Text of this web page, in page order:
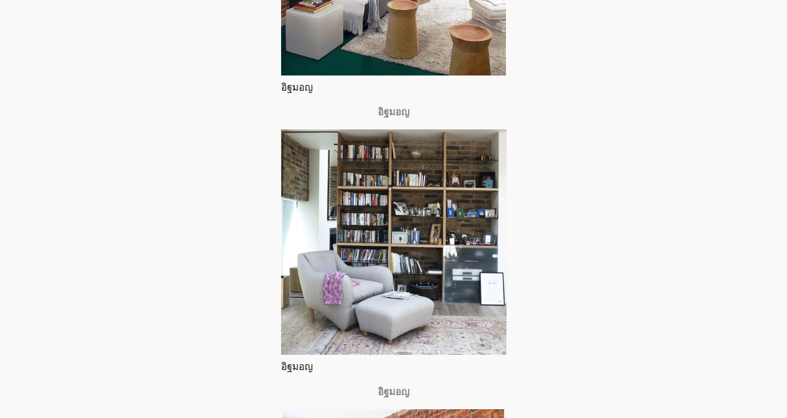
อิฐมอญ
อิฐมอญ
อิฐมอญ
อิฐมอญ